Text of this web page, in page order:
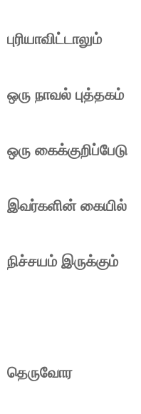
புரியாவிட்டாலும்
ஒரு நாவல் புத்தகம்
ஒரு கைக்குறிப்பேடு
இவர்களின் கையில்
நிச்சயம் இருக்கும்
தெருவோர